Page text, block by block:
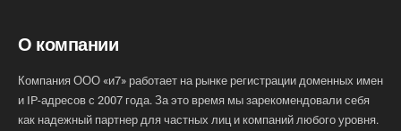
О компании
Компания ООО «и7» работает на рынке регистрации доменных имен
и IP-адресов с 2007 года. За это время мы зарекомендовали себя
как надежный партнер для частных лиц и компаний любого уровня.